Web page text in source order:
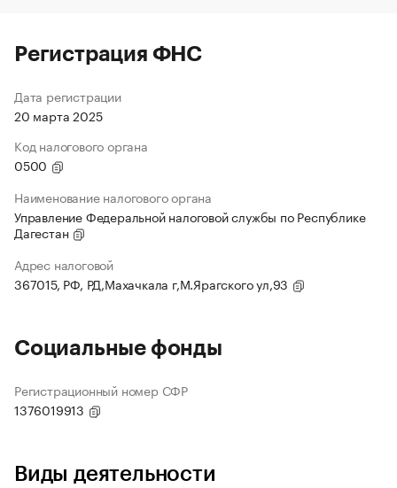
Регистрация ФНС
Дата регистрации
20 марта 2025
Код налогового органа
0500
Наименование налогового органа
Управление Федеральной налоговой службы по Республике
Дагестан
Адрес налоговой
367015, РФ, РД,Махачкала г,М.Ярагского ул,93
Социальные фонды
Регистрационный номер СФР
1376019913
Виды деятельности